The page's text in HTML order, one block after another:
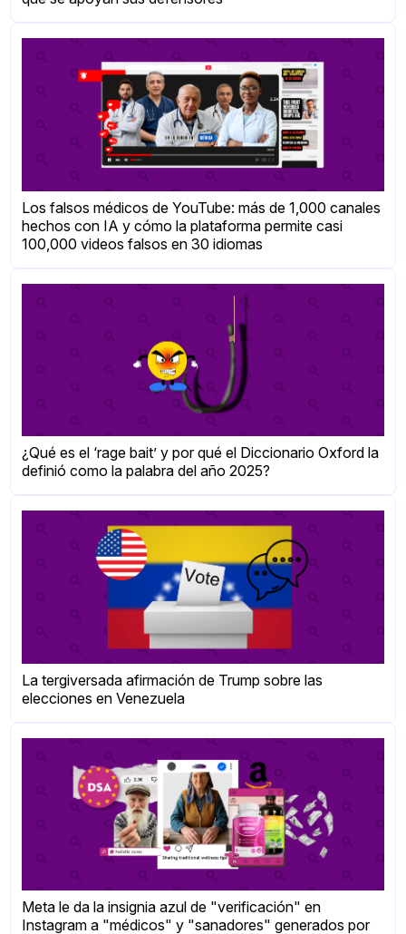
Los falsos médicos de YouTube: más de 1,000 canales
hechos con IA y cómo la plataforma permite casi
100,000 videos falsos en 30 idiomas
¿Qué es el ‘rage bait’ y por qué el Diccionario Oxford la
definió como la palabra del año 2025?
La tergiversada afirmación de Trump sobre las
elecciones en Venezuela
Meta le da la insignia azul de "verificación" en
Instagram a "médicos" y "sanadores" generados por